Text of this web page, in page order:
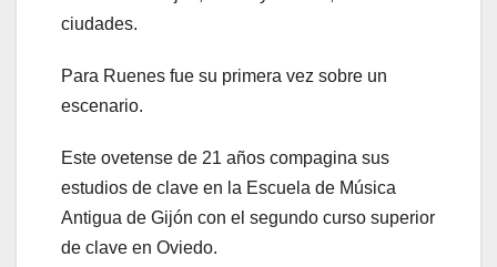
ciudades.
Para Ruenes fue su primera vez sobre un
escenario.
Este ovetense de 21 años compagina sus
estudios de clave en la Escuela de Música
Antigua de Gijón con el segundo curso superior
de clave en Oviedo.